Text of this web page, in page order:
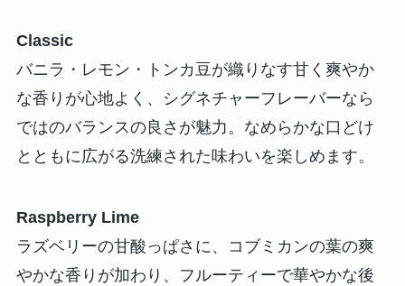
Classic
バニラ・レモン・トンカ豆が織りなす甘く爽やか
な香りが心地よく、シグネチャーフレーバーなら
ではのバランスの良さが魅力。なめらかな口どけ
とともに広がる洗練された味わいを楽しめます。
Raspberry Lime
ラズベリーの甘酸っぱさに、コブミカンの葉の爽
やかな香りが加わり、フルーティーで華やかな後